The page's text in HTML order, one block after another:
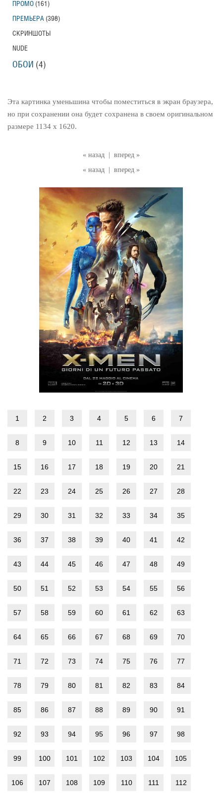
« назад
вперед »
« назад
вперед »
Эта картинка уменьшина чтобы поместиться в экран браузера,
но при сохранении она будет сохранена в своем оригинальном
размере 1134 x 1620.
1 2 3 4 5 6 7
8 9 10 11 12 13 14
15 16 17 18 19 20 21
22 23 24 25 26 27 28
29 30 31 32 33 34 35
36 37 38 39 40 41 42
43 44 45 46 47 48 49
50 51 52 53 54 55 56
57 58 59 60 61 62 63
64 65 66 67 68 69 70
71 72 73 74 75 76 77
78 79 80 81 82 83 84
85 86 87 88 89 90 91
92 93 94 95 96 97 98
99 100 101 102 103 104 105
106 107 108 109 110 111 112
ПРОМО (161)
ПРЕМЬЕРА (398)
СКРИНШОТЫ
NUDE
ОБОИ (4)